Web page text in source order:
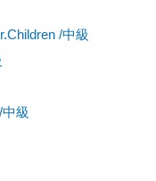
/中級
/中級